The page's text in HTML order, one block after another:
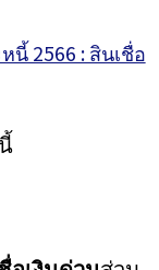
นี้ 2566 : สินเชื่อ